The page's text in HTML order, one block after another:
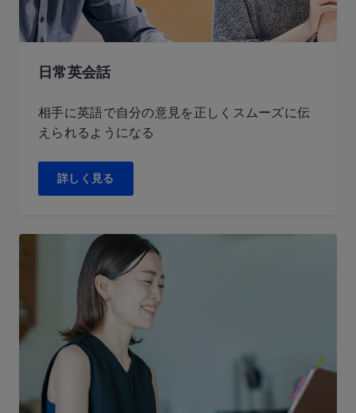
日常英会話
相手に英語で自分の意見を正しくスムーズに伝
えられるようになる
詳しく見る